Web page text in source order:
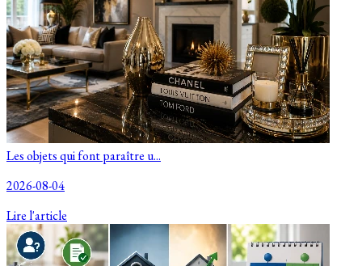
Les objets qui font paraître u...
2026-08-04
Lire l'article